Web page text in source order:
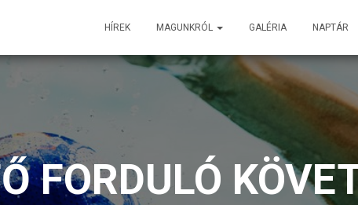
HÍREK MAGUNKRÓL GALÉRIA NAPTÁR
FORDULÓ